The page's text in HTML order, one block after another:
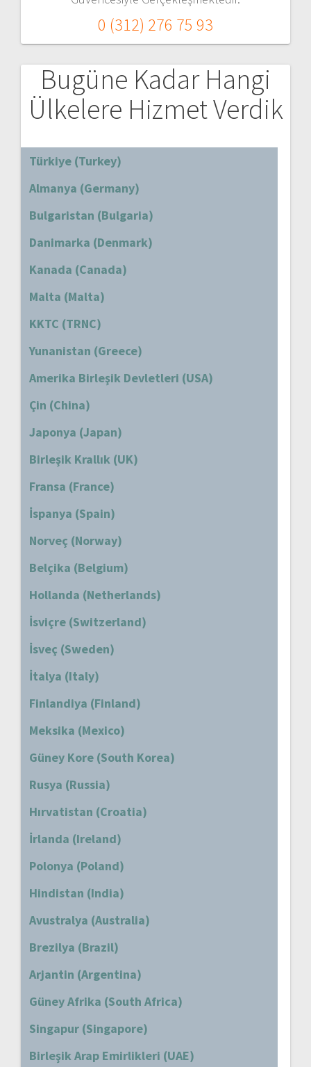
0 (312) 276 75 93
Bugüne Kadar Hangi
Ülkelere Hizmet Verdik
Türkiye (Turkey)
Almanya (Germany)
Bulgaristan (Bulgaria)
Danimarka (Denmark)
Kanada (Canada)
Malta (Malta)
KKTC (TRNC)
Yunanistan (Greece)
Amerika Birleşik Devletleri (USA)
Çin (China)
Japonya (Japan)
Birleşik Krallık (UK)
Fransa (France)
İspanya (Spain)
Norveç (Norway)
Belçika (Belgium)
Hollanda (Netherlands)
İsviçre (Switzerland)
İsveç (Sweden)
İtalya (Italy)
Finlandiya (Finland)
Meksika (Mexico)
Güney Kore (South Korea)
Rusya (Russia)
Hırvatistan (Croatia)
İrlanda (Ireland)
Polonya (Poland)
Hindistan (India)
Avustralya (Australia)
Brezilya (Brazil)
Arjantin (Argentina)
Güney Afrika (South Africa)
Singapur (Singapore)
Birleşik Arap Emirlikleri (UAE)